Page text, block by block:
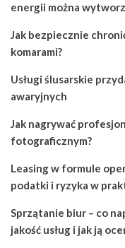
energii można
Jak bezpiecznie
komarami?
Usługi ślusarskie
awaryjnych
Jak nagrywać
fotograficznym?
Leasing w formule
podatki i ryzyka w
Sprzątanie biur – co
jakość usług i jak ją